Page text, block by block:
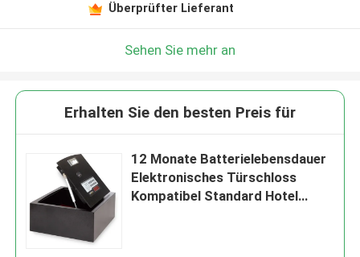
Überprüfter Lieferant
Sehen Sie mehr an
Erhalten Sie den besten Preis für
12 Monate Batterielebensdauer
Elektronisches Türschloss
Kompatibel Standard Hotel